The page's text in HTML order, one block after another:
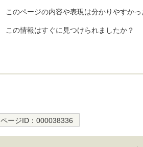
このページの内容や表現は分かりやすかっ
この情報はすぐに見つけられましたか？
ページID： 000038336